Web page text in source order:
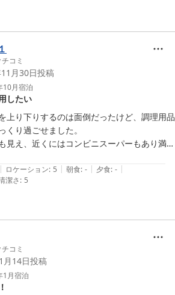
るので、私達はソーキそばを作ったりしてみ
用させてもらおうと思います♪ ありがとうご
コミ
月30日投稿
10月宿泊
したい
上り下りするのは面倒だったけど、調理用品
くり過ごせました。
見え、近くにはコンビニスーパーもあり満足
れてました。
| ロケーション: 5 | 朝食: - | 夕食: - |
潔さ: 5
コミ
月14日投稿
1月宿泊